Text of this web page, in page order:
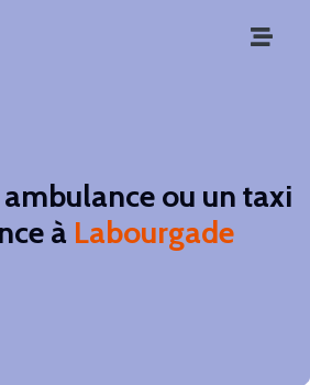
ou un taxi
à Labourgade